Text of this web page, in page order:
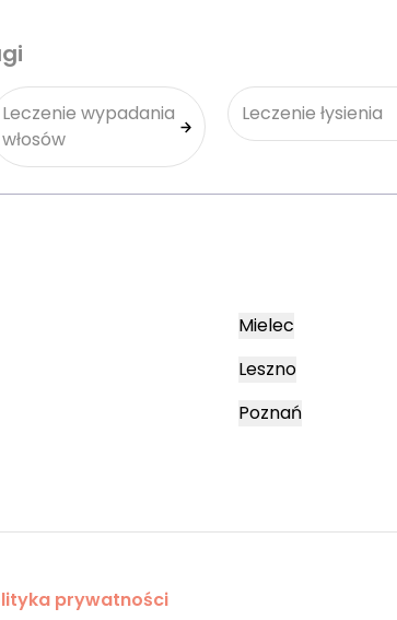
Leczenie wypadania
włosów
Leczenie łysienia
Mielec
Leszno
Poznań
prywatności